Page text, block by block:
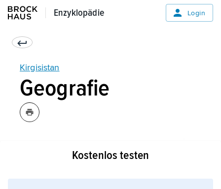
Enzyklopädie
Enzyklopädie Login
Kirgisistan
Geografie
Kostenlos testen